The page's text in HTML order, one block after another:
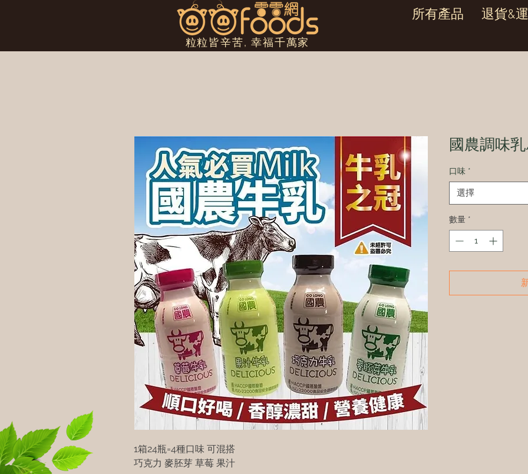
粒粒皆辛苦, 幸福千萬家
所有產品 退貨&
1箱24瓶=4種口味 可混搭
巧克力 麥胚芽 草莓 果汁
國農調味
口味 *
選擇
數量 *